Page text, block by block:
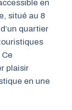
en
situé au 8
quartier
plaisir
en une